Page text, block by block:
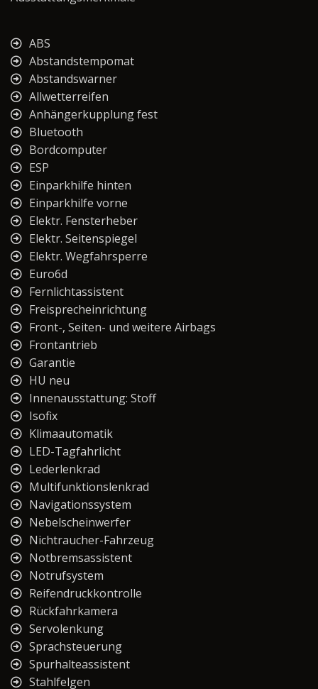
ABS
Abstandstempomat
Abstandswarner
Allwetterreifen
Anhängerkupplung fest
Bluetooth
Bordcomputer
ESP
Einparkhilfe hinten
Einparkhilfe vorne
Elektr. Fensterheber
Elektr. Seitenspiegel
Elektr. Wegfahrsperre
Euro6d
Fernlichtassistent
Freisprecheinrichtung
Front-, Seiten- und weitere Airbags
Frontantrieb
Garantie
HU neu
Innenausstattung: Stoff
Isofix
Klimaautomatik
LED-Tagfahrlicht
Lederlenkrad
Multifunktionslenkrad
Navigationssystem
Nebelscheinwerfer
Nichtraucher-Fahrzeug
Notbremsassistent
Notrufsystem
Reifendruckkontrolle
Rückfahrkamera
Servolenkung
Sprachsteuerung
Spurhalteassistent
Stahlfelgen